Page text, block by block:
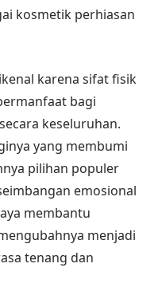
kosmetik perhiasan
karena sifat fisik
bagi
keseluruhan.
yang membumi
pilihan populer
emosional
membantu
menjadi
tenang dan